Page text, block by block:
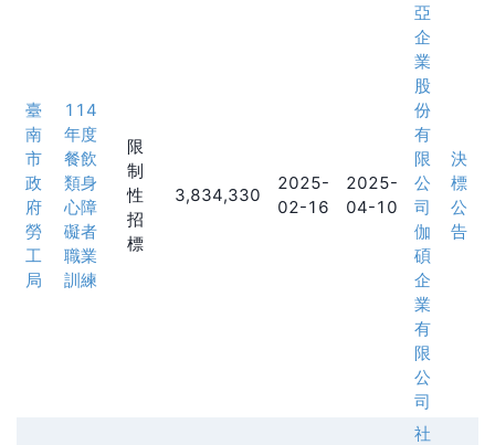
臺
南
市
政
府
勞
工
局
114
年度
餐飲
類身
心障
礙者
職業
訓練
限
制
性
招
標
3,834,330
2025-
02-16
2025-
04-10
亞
企
業
股
份
有
限
公
司
伽
碩
企
業
有
限
公
司
決
標
公
告
社